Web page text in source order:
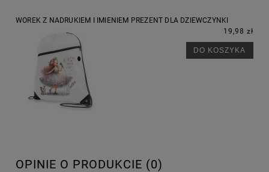
WOREK Z NADRUKIEM I IMIENIEM PREZENT DLA DZIEWCZYNKI
19,98 zł
DO KOSZYKA
OPINIE O PRODUKCIE (0)